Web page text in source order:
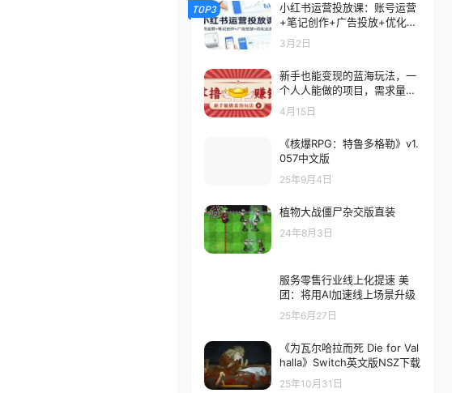
TOP3
小红书运营投放课：账号运营
+笔记创作+广告投放+优化全
流程
3月2日
新手也能变现的蓝海玩法，一
个人人能做的项目，需求量极
大日入300+！
4月15日
《核爆RPG：特鲁多格勒》v1.
057中文版
25年9月4日
植物大战僵尸杂交版直装
24年8月3日
服务零售行业线上化提速 美
团：将用AI加速线上场景升级
25年6月27日
《为瓦尔哈拉而死 Die for Val
halla》Switch英文版NSZ下载
25年10月31日